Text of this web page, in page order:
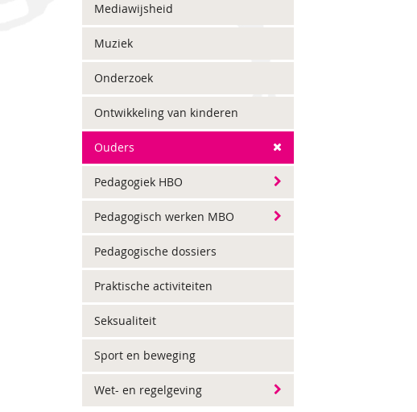
Mediawijsheid
Muziek
Onderzoek
Ontwikkeling van kinderen
Ouders
Pedagogiek HBO
Pedagogisch werken MBO
Pedagogische dossiers
Praktische activiteiten
Seksualiteit
Sport en beweging
Wet- en regelgeving